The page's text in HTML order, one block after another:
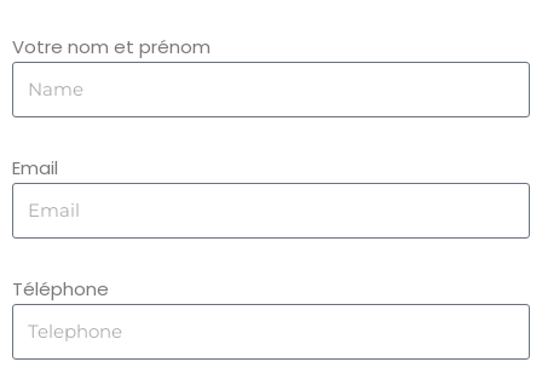
Votre nom et prénom
Email
Téléphone